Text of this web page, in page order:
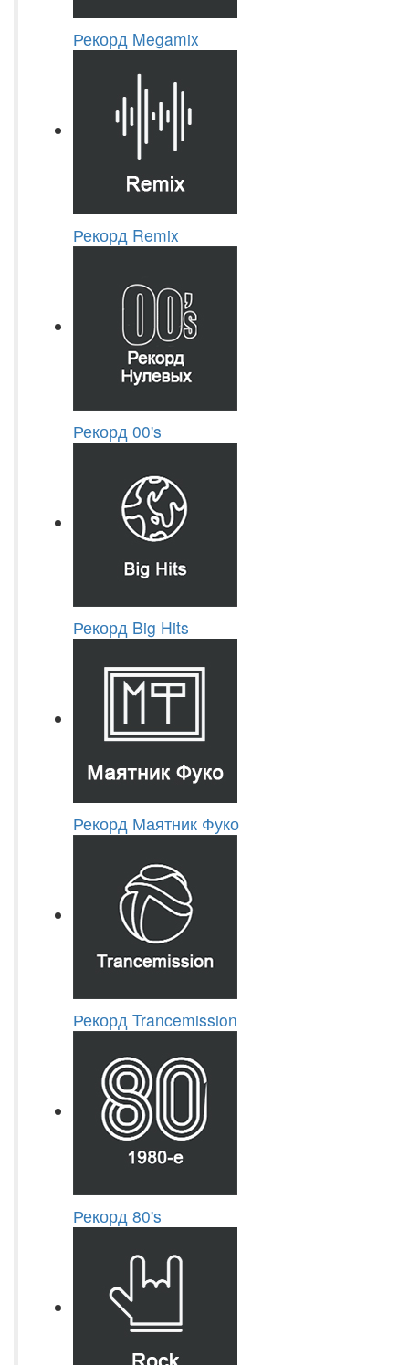
Рекорд Megamix
Рекорд Remix
Рекорд 00's
Рекорд Big Hits
Рекорд Маятник Фуко
Рекорд Trancemission
Рекорд 80's